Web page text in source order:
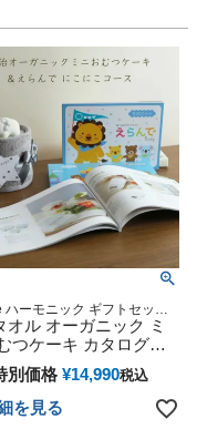
レンタイン 七五三 初
供の日 ギフトセット
ハーモニック ギフトセット
ト ラッピング メッセージカ
オル オーガニック ミ
つケーキ カタログギ
えらんで にこに
円コース ハーモニッ
祝い プレゼント 思い
ゃん 子供 出産 ベイビ
別価格 ¥14,990税込
を見る